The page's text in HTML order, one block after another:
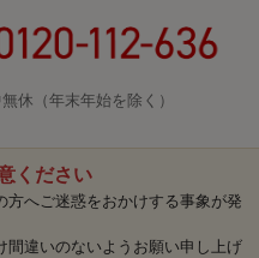
休（年末年始を除く）
ください
方へご迷惑をおかけする事象が発
間違いのないようお願い申し上げ